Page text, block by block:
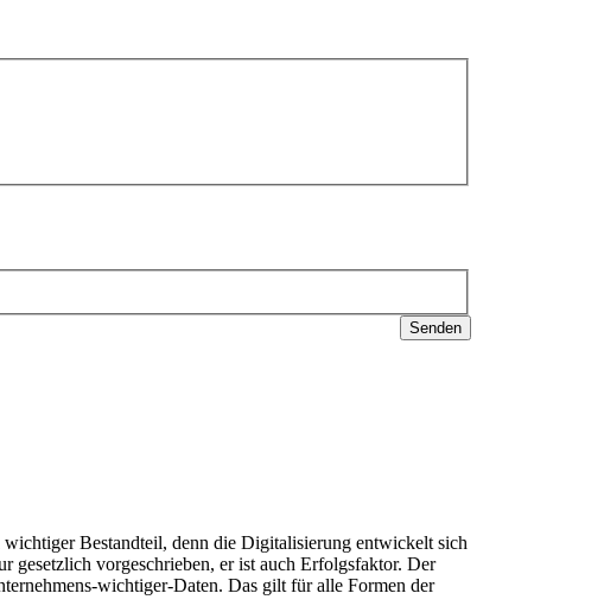
Senden
Bestandteil, denn die Digitalisierung entwickelt sich
gesetzlich vorgeschrieben, er ist auch Erfolgsfaktor. Der
wichtiger-Daten. Das gilt für alle Formen der